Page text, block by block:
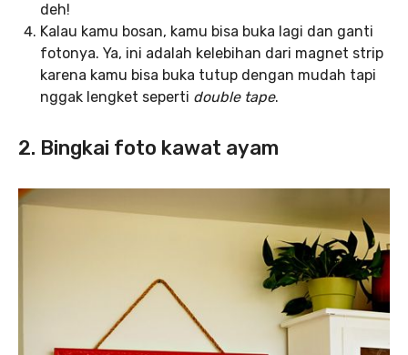
deh!
Kalau kamu bosan, kamu bisa buka lagi dan ganti
fotonya. Ya, ini adalah kelebihan dari magnet strip
karena kamu bisa buka tutup dengan mudah tapi
nggak lengket seperti double tape.
2. Bingkai foto kawat ayam